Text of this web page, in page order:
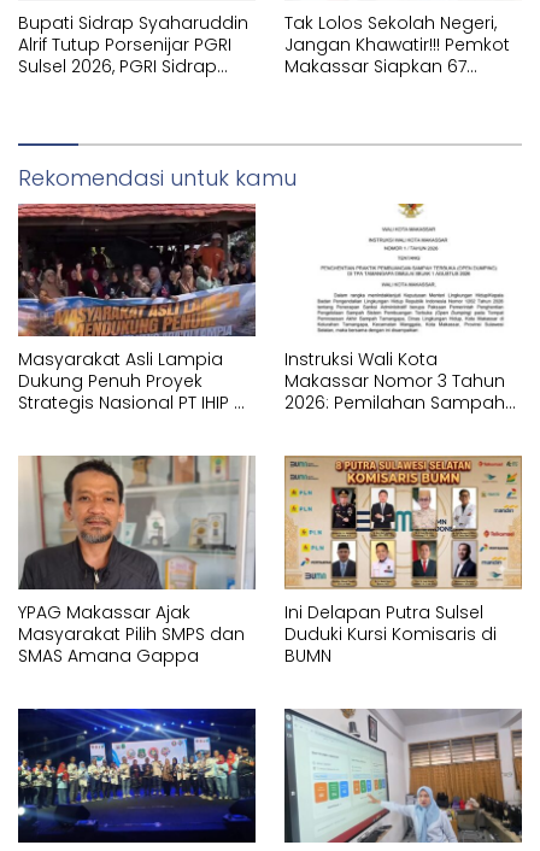
Bupati Sidrap Syaharuddin
Alrif Tutup Porsenijar PGRI
Sulsel 2026, PGRI Sidrap
Tak Lolos Sekolah Negeri,
Jangan Khawatir!!! Pemkot
Makassar Siapkan 67
Rekomendasi untuk kamu
Masyarakat Asli Lampia
Dukung Penuh Proyek
Strategis Nasional PT IHIP di
Instruksi Wali Kota
Makassar Nomor 3 Tahun
2026: Pemilahan Sampah
YPAG Makassar Ajak
Masyarakat Pilih SMPS dan
SMAS Amana Gappa
Ini Delapan Putra Sulsel
Duduki Kursi Komisaris di
BUMN